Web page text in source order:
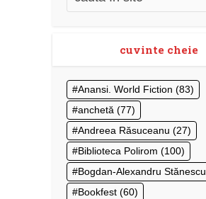
cuvinte cheie
Anansi. World Fiction (83)
anchetă (77)
Andreea Răsuceanu (27)
Biblioteca Polirom (100)
Bogdan-Alexandru Stănescu
Bookfest (60)